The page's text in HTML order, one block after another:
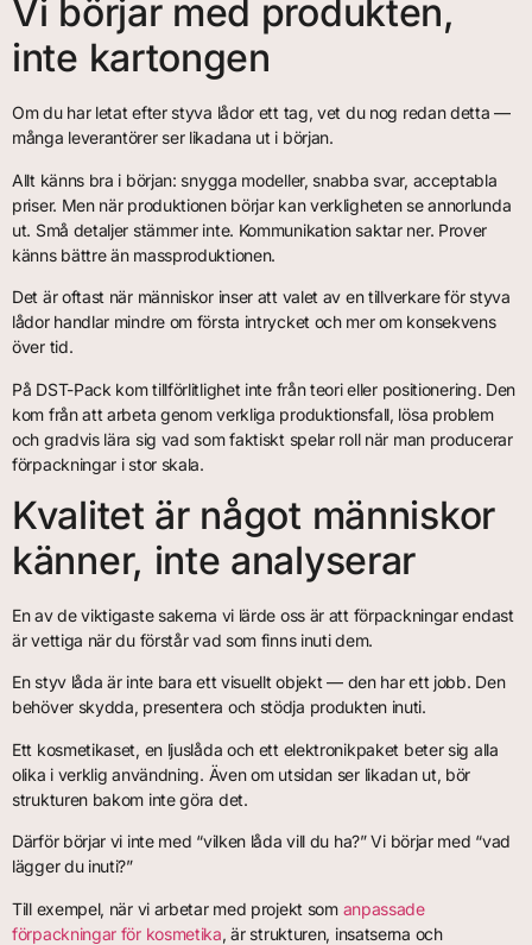
Vi börjar med produkten,
inte kartongen
Om du har letat efter styva lådor ett tag, vet du nog redan detta —
många leverantörer ser likadana ut i början.
Allt känns bra i början: snygga modeller, snabba svar, acceptabla
priser. Men när produktionen börjar kan verkligheten se annorlunda
ut. Små detaljer stämmer inte. Kommunikation saktar ner. Prover
känns bättre än massproduktionen.
Det är oftast när människor inser att valet av en tillverkare för styva
lådor handlar mindre om första intrycket och mer om konsekvens
över tid.
På DST-Pack kom tillförlitlighet inte från teori eller positionering. Den
kom från att arbeta genom verkliga produktionsfall, lösa problem
och gradvis lära sig vad som faktiskt spelar roll när man producerar
förpackningar i stor skala.
Kvalitet är något människor
känner, inte analyserar
En av de viktigaste sakerna vi lärde oss är att förpackningar endast
är vettiga när du förstår vad som finns inuti dem.
En styv låda är inte bara ett visuellt objekt — den har ett jobb. Den
behöver skydda, presentera och stödja produkten inuti.
Ett kosmetikaset, en ljuslåda och ett elektronikpaket beter sig alla
olika i verklig användning. Även om utsidan ser likadan ut, bör
strukturen bakom inte göra det.
Därför börjar vi inte med “vilken låda vill du ha?” Vi börjar med “vad
lägger du inuti?”
Till exempel, när vi arbetar med projekt som anpassade
förpackningar för kosmetika, är strukturen, insatserna och